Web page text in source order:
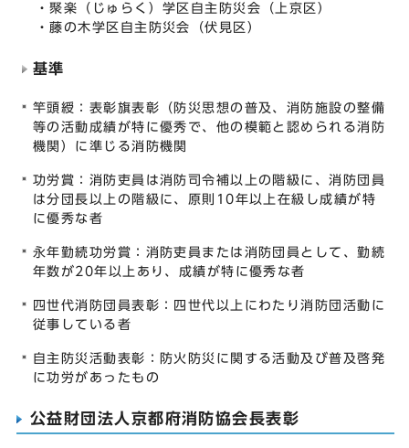
・聚楽（じゅらく）学区自主防災会（上京区）
・藤の木学区自主防災会（伏見区）
基準
竿頭綬：表彰旗表彰（防災思想の普及、消防施設の整備
等の活動成績が特に優秀で、他の模範と認められる消防
機関）に準じる消防機関
功労賞：消防吏員は消防司令補以上の階級に、消防団員
は分団長以上の階級に、原則10年以上在級し成績が特
に優秀な者
永年勤続功労賞：消防吏員または消防団員として、勤続
年数が20年以上あり、成績が特に優秀な者
四世代消防団員表彰：四世代以上にわたり消防団活動に
従事している者
自主防災活動表彰：防火防災に関する活動及び普及啓発
に功労があったもの
公益財団法人京都府消防協会長表彰